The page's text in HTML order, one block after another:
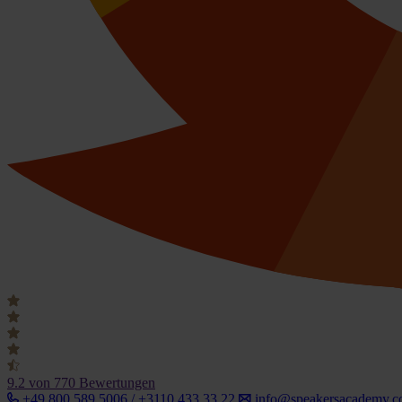
9.2 von 770 Bewertungen
+49 800 589 5006 / +3110 433 33 22